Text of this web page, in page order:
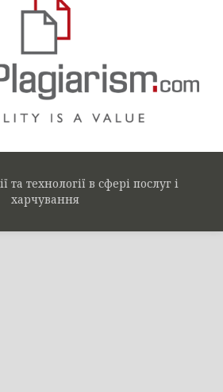
та технології в сфері послуг і
харчування